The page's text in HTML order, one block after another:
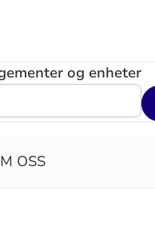
og enheter
OSS